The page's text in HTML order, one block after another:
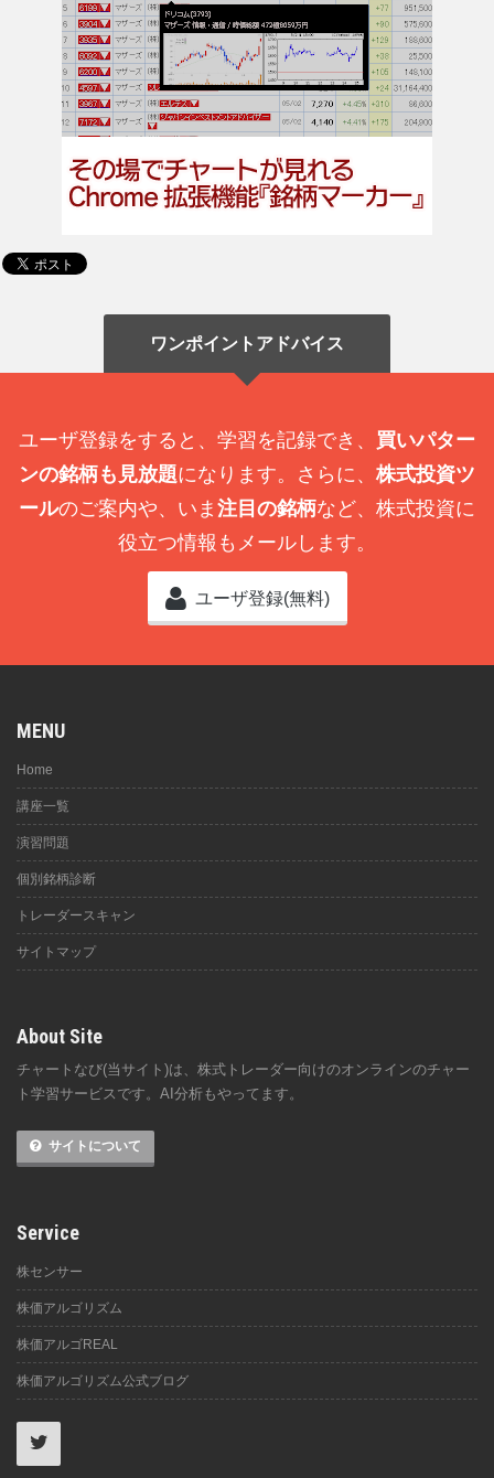
ワンポイントアドバイス
ユーザ登録をすると、学習を記録でき、 買いパター
ンの銘柄も見放題になります。さらに、 株式投資ツ
ールのご案内や、いま 注目の銘柄など、株式投資に
役立つ情報もメールします。
ユーザ登録(無料)
MENU
Home
講座一覧
演習問題
個別銘柄診断
トレーダースキャン
サイトマップ
About Site
チャートなび(当サイト)は、株式トレーダー向けのオンラインのチャー
ト学習サービスです。AI分析もやってます。
サイトについて
Service
株センサー
株価アルゴリズム
株価アルゴREAL
株価アルゴリズム公式ブログ